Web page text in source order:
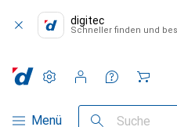
digitec
Schneller finden und
Navigation nach Kategorien
Menü Suche
Einstellungen
Kundenkonto
Vergleichslisten
Merklisten
Warenkorb